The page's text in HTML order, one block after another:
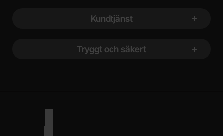
Kundtjänst
Tryggt och säkert